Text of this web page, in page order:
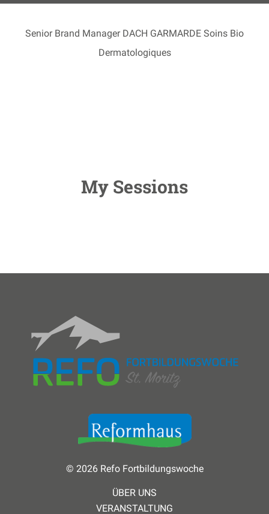
Senior Brand Manager DACH GARMARDE Soins Bio
Dermatologiques
My Sessions
© 2026 Refo Fortbildungswoche
ÜBER UNS
VERANSTALTUNG